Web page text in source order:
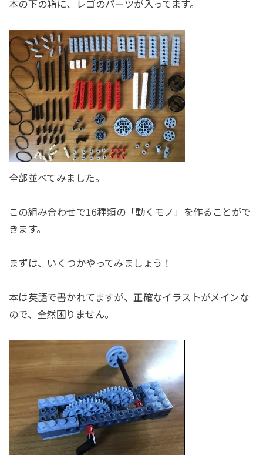
本の下の箱に、レゴのパーツが入ってます。
全部並べてみました。
この組み合わせで16種類の「動くモノ」を作ることがで
きます。
まずは、いくつかやってみましょう！
本は英語で書かれてますが、正確なイラストがメインな
ので、全然困りません。